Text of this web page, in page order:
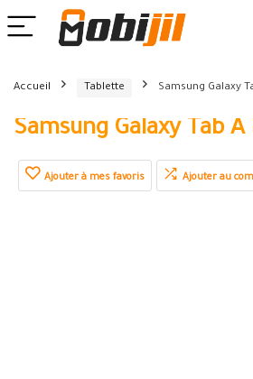
Accueil Tablette Samsung Galaxy
Samsung Galaxy Tab
Ajouter à mes favoris Ajouter au